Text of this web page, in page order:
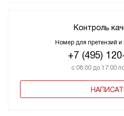
Контроль
Номер для претензий
+7 (495)
с 08:00 до 17:00